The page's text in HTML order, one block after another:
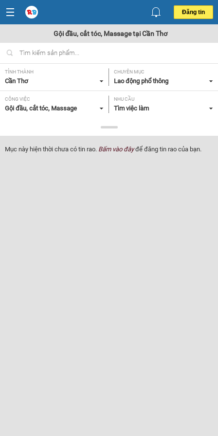
Đăng tin
Gội đầu, cắt tóc, Massage tại Cần Thơ
TỈNH THÀNH
Cần Thơ
CHUYÊN MỤC
Lao động phổ thông
CÔNG VIỆC
Gội đầu, cắt tóc, Massage
NHU CẦU
Tìm việc làm
Tất cả
Mục này hiện thời chưa có tin rao. Bấm vào đâyđể đăng tin rao của bạn.